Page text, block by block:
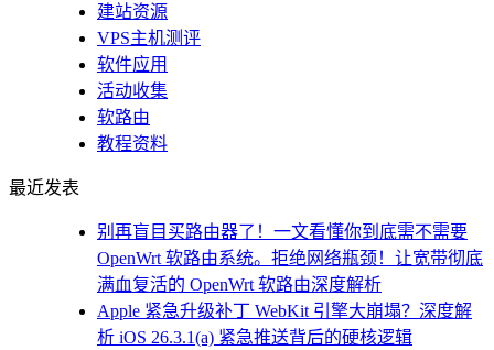
建站资源
VPS主机测评
软件应用
活动收集
软路由
教程资料
最近发表
别再盲目买路由器了！一文看懂你到底需不需要
OpenWrt 软路由系统。拒绝网络瓶颈！让宽带彻底
满血复活的 OpenWrt 软路由深度解析
Apple 紧急升级补丁 WebKit 引擎大崩塌？深度解
析 iOS 26.3.1(a) 紧急推送背后的硬核逻辑